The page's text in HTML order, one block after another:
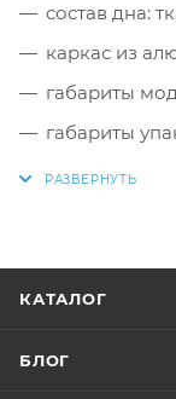
состав дна:
каркас из
габариты
габариты
КАТАЛОГ
БЛОГ